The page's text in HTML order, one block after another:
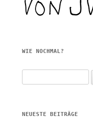
WIE NOCHMAL?
nach:
NEUESTE BEITRÄGE